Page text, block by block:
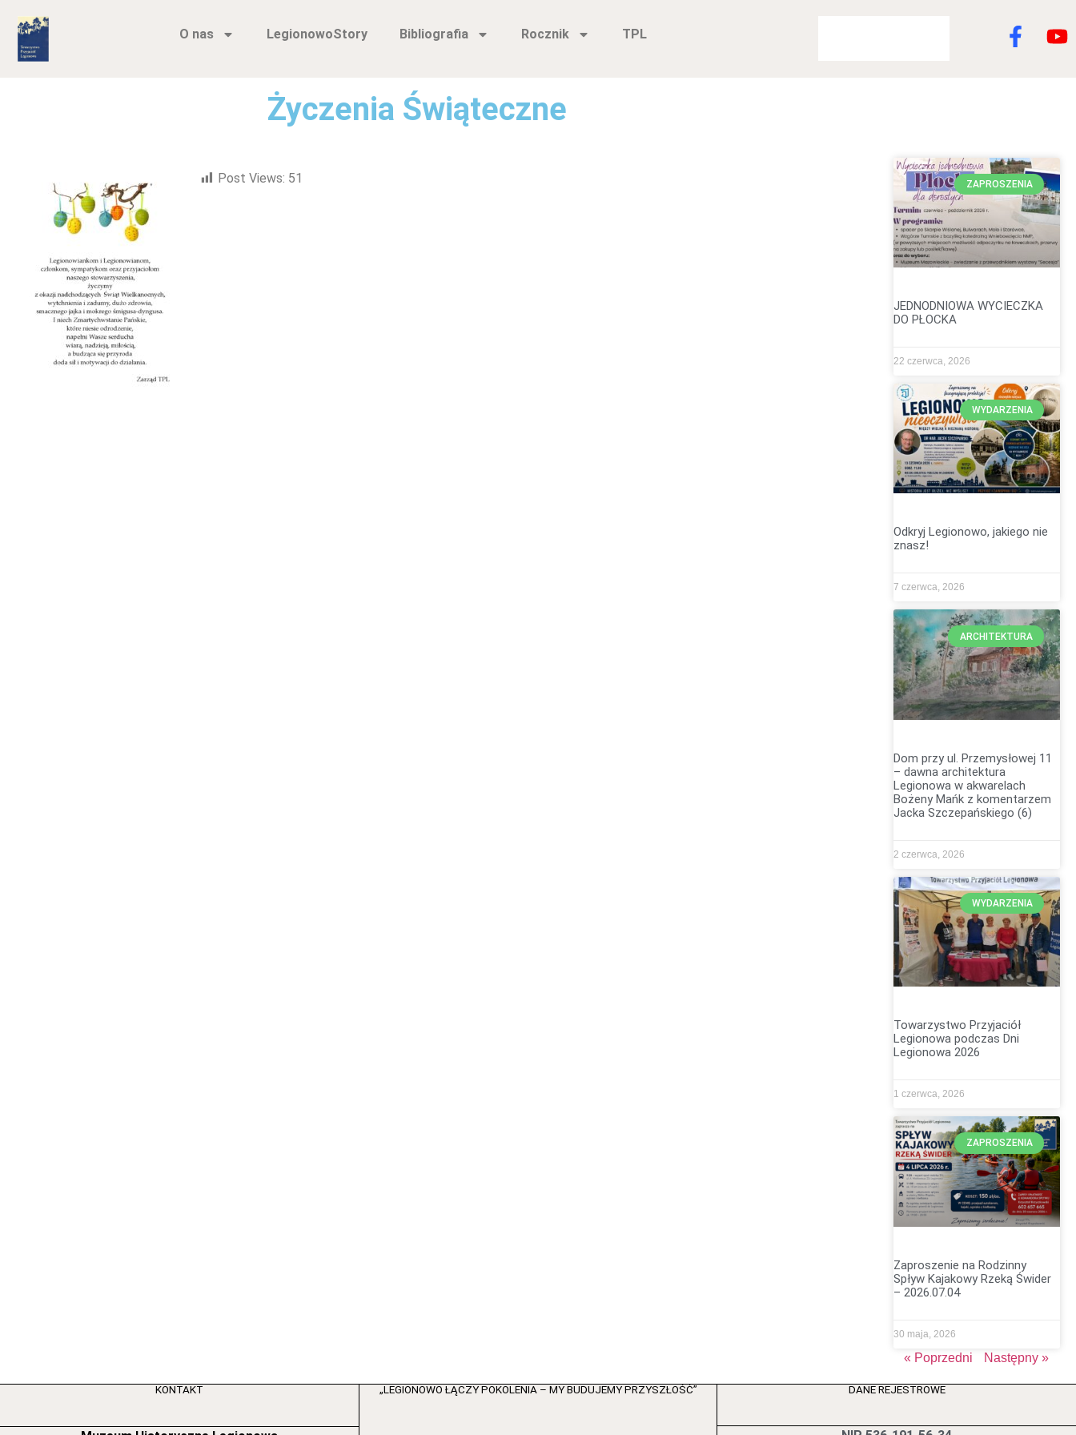
O nas LegionowoStory Bibliografia Rocznik TPL
Życzenia Świąteczne
Post Views: 51 ZAPROSZENIA
JEDNODNIOWA WYCIECZKA
DO PŁOCKA
22 czerwca, 2026
WYDARZENIA
Odkryj Legionowo, jakiego nie
znasz!
7 czerwca, 2026
ARCHITEKTURA
Dom przy ul. Przemysłowej 11
– dawna architektura
Legionowa w akwarelach
Bożeny Mańk z komentarzem
Jacka Szczepańskiego (6)
2 czerwca, 2026
WYDARZENIA
Towarzystwo Przyjaciół
Legionowa podczas Dni
Legionowa 2026
1 czerwca, 2026
ZAPROSZENIA
Zaproszenie na Rodzinny
Spływ Kajakowy Rzeką Świder
– 2026.07.04
30 maja, 2026
« Poprzedni Następny »
KONTAKT „LEGIONOWO ŁĄCZY POKOLENIA – MY BUDUJEMY PRZYSZŁOŚĆ” DANE REJESTROWE